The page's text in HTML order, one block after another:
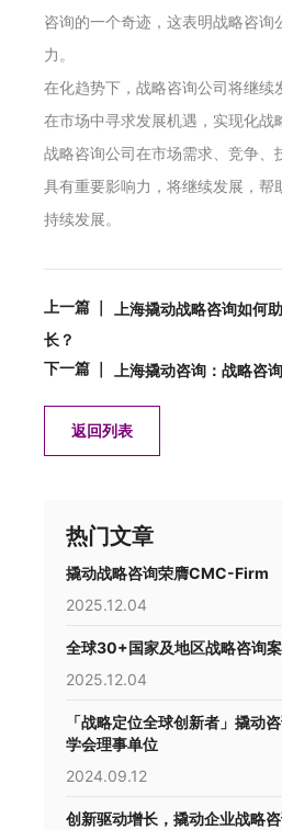
咨询的一个奇迹，这表明战略咨询
力。
在化趋势下，战略咨询公司将继续
在市场中寻求发展机遇，实现化战
战略咨询公司在市场需求、竞争、
具有重要影响力，将继续发展，帮
持续发展。
上一篇 ｜
上海撬动战略咨询如何
长？
下一篇 ｜
上海撬动咨询：战略咨
返回列表
热门文章
撬动战略咨询荣膺CMC-Firm
2025.12.04
全球30+国家及地区战略咨询
2025.12.04
「战略定位全球创新者」撬动
学会理事单位
2024.09.12
创新驱动增长，撬动企业战略